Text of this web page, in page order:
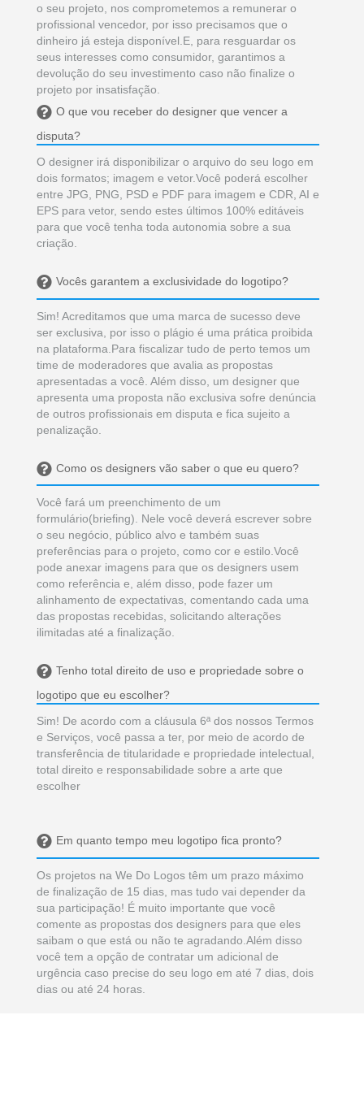
o seu projeto, nos comprometemos a remunerar o
profissional vencedor, por isso precisamos que o
dinheiro já esteja disponível.E, para resguardar os
seus interesses como consumidor, garantimos a
devolução do seu investimento caso não finalize o
projeto por insatisfação.
O que vou receber do designer que vencer a
disputa?
O designer irá disponibilizar o arquivo do seu logo em
dois formatos; imagem e vetor.Você poderá escolher
entre JPG, PNG, PSD e PDF para imagem e CDR, AI e
EPS para vetor, sendo estes últimos 100% editáveis
para que você tenha toda autonomia sobre a sua
criação.
Vocês garantem a exclusividade do logotipo?
Sim! Acreditamos que uma marca de sucesso deve
ser exclusiva, por isso o plágio é uma prática proibida
na plataforma.Para fiscalizar tudo de perto temos um
time de moderadores que avalia as propostas
apresentadas a você. Além disso, um designer que
apresenta uma proposta não exclusiva sofre denúncia
de outros profissionais em disputa e fica sujeito a
penalização.
Como os designers vão saber o que eu quero?
Você fará um preenchimento de um
formulário(briefing). Nele você deverá escrever sobre
o seu negócio, público alvo e também suas
preferências para o projeto, como cor e estilo.Você
pode anexar imagens para que os designers usem
como referência e, além disso, pode fazer um
alinhamento de expectativas, comentando cada uma
das propostas recebidas, solicitando alterações
ilimitadas até a finalização.
Tenho total direito de uso e propriedade sobre o
logotipo que eu escolher?
Sim! De acordo com a cláusula 6ª dos nossos Termos
e Serviços, você passa a ter, por meio de acordo de
transferência de titularidade e propriedade intelectual,
total direito e responsabilidade sobre a arte que
escolher
Em quanto tempo meu logotipo fica pronto?
Os projetos na We Do Logos têm um prazo máximo
de finalização de 15 dias, mas tudo vai depender da
sua participação! É muito importante que você
comente as propostas dos designers para que eles
saibam o que está ou não te agradando.Além disso
você tem a opção de contratar um adicional de
urgência caso precise do seu logo em até 7 dias, dois
dias ou até 24 horas.